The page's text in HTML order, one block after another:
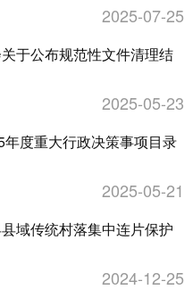
2025-07-25
于公布规范性文件清理结
2025-05-23
度重大行政决策事项目录
2025-05-21
域传统村落集中连片保护
2024-12-25